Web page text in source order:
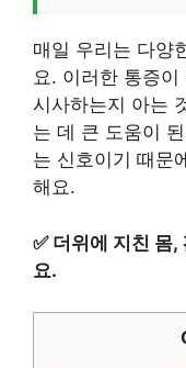
매일 우리는 다양
요. 이러한 통증
시사하는지 아는
는 데 큰 도움이
는 신호이기 때문
해요.
✅ 더위에 지친 몸,
요.